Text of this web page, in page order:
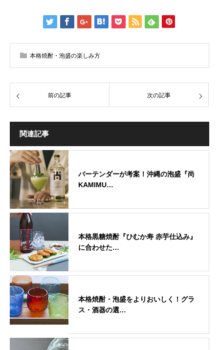
本格焼酎・泡盛の楽しみ方
前の記事 次の記事
関連記事
バーテンダーが考案！沖縄の泡盛『尚
KAMIMU…
本格黒糖焼酎『ひむか寿 赤芋仕込み』
に合わせた…
本格焼酎・泡盛をよりおいしく！グラ
ス・酒器の選…